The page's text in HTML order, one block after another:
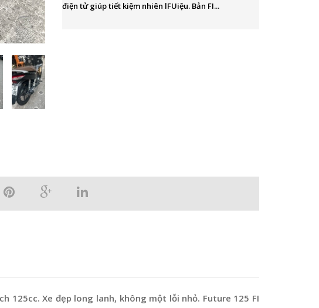
điện tử giúp tiết kiệm nhiên lFUiệu. Bản FI...
125cc. Xe đẹp long lanh, không một lỗi nhỏ. Future 125 FI